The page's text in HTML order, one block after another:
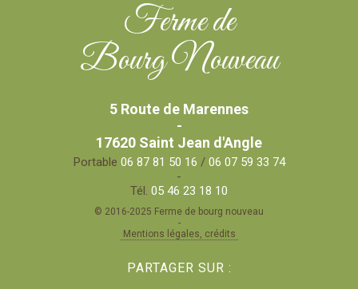
Ferme de
Bourg Nouveau
5 Route de Marennes
-
17620 Saint Jean d'Angle
Portable 06 87 81 50 16 / 06 07 59 33 74
-
Tél. 05 46 23 18 10
© 2016-2025 Ferme de bourg nouveau
-
Mentions légales, crédits
PARTAGER SUR :